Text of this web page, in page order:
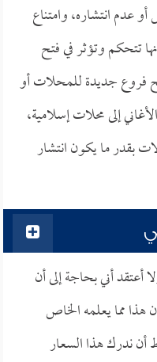
عدم انتشاره، وامتناع
تتحكم وتؤثر في فتح
فروع جديدة للمحلات أو
إلى محلات إسلامية،
بقدر ما يكون انتشار
أعتقد أني بحاجة إلى أن
هذا مما يعلمه الخاص
أن ندرك هذا السعار